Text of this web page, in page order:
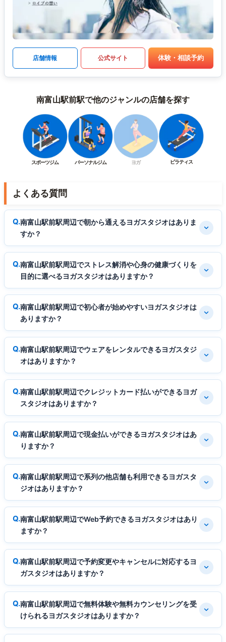
店舗情報 公式サイト 体験・相談予約
南富山駅前駅で他のジャンルの店舗を探す
スポーツジム パーソナルジム ヨガ ピラティス
よくある質問
南富山駅前駅周辺で朝から通えるヨガスタジオはありま
すか？
南富山駅前駅周辺でストレス解消や心身の健康づくりを
目的に選べるヨガスタジオはありますか？
南富山駅前駅周辺で初心者が始めやすいヨガスタジオは
ありますか？
南富山駅前駅周辺でウェアをレンタルできるヨガスタジ
オはありますか？
南富山駅前駅周辺でクレジットカード払いができるヨガ
スタジオはありますか？
南富山駅前駅周辺で現金払いができるヨガスタジオはあ
りますか？
南富山駅前駅周辺で系列の他店舗も利用できるヨガスタ
ジオはありますか？
南富山駅前駅周辺でWeb予約できるヨガスタジオはあり
ますか？
南富山駅前駅周辺で予約変更やキャンセルに対応するヨ
ガスタジオはありますか？
南富山駅前駅周辺で無料体験や無料カウンセリングを受
けられるヨガスタジオはありますか？